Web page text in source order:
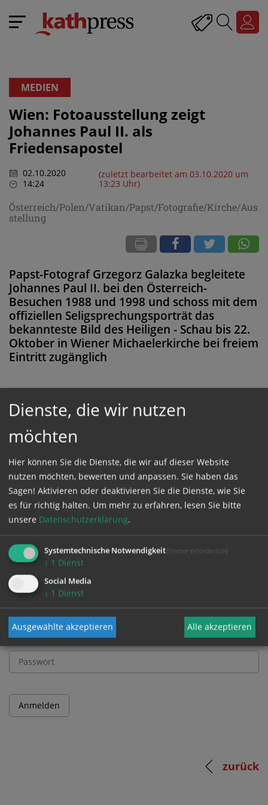
MEDIEN
Wien: Fotoausstellung zeigt
Johannes Paul II. als
Friedensapostel
02.10.2020
14:24
(zuletzt bearbeitet am 03.10.2020 um
13:23 Uhr)
Österreich/Polen/Vatikan/Papst/Fotografie/Kirche/Aus
stellung
Papst-Fotograf Grzegorz Galazka begleitete
Johannes Paul II. bei den Österreich-
Besuchen 1988 und 1998 und schoss mit dem
offiziellen Seligsprechungsporträt das
bekannteste Bild des Heiligen - Schau bis 22.
Oktober in Wiener Michaelerkirche bei freiem
Eintritt zugänglich
Diese Meldung ist nicht frei verfügbar. Bitte
loggen Sie sich ein, oder bestellen Sie das
GESCHÜTZTER BEREICH
und Passwort an.
Benutzername
Passwort
zurück
Dienste, die wir nutzen
möchten
Hier können Sie die Dienste, die wir auf dieser Website
nutzen möchten, bewerten und anpassen. Sie haben das
Sagen! Aktivieren oder deaktivieren Sie die Dienste, wie Sie
es für richtig halten. Um mehr zu erfahren, lesen Sie bitte
unsere Datenschutzerklärung.
Systemtechnische Notwendigkeit (immer erforderlich)
↓ 1 Dienst
Social Media
↓ 1 Dienst
Ausgewählte akzeptieren Alle akzeptieren